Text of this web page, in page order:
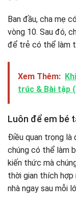
Ban đầu, cha mẹ
vòng 10. Sau đó,
để trẻ có thể làm
Xem Thêm:
trúc & Bài tập
Luôn để em bé
Điều quan trọng là
chúng có thể làm
kiến ​​thức mà
thời gian thích
nhà ngay sau mỗi